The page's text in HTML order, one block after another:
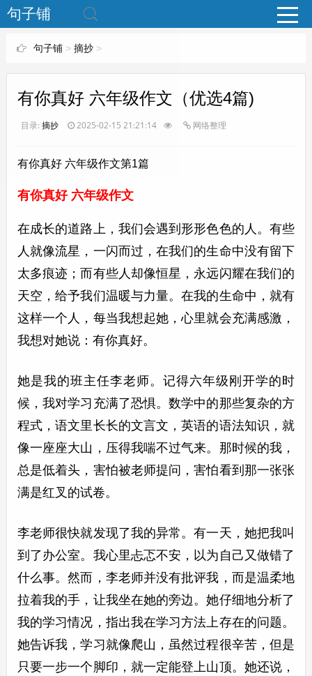
www.bjuzi.com
句子铺
句子铺> 摘抄>
有你真好 六年级作文（优选4篇)
目录: 摘抄 2025-02-15 21:21:14 网络整理
有你真好 六年级作文第1篇
有你真好 六年级作文
在成长的道路上，我们会遇到形形色色的人。有些
人就像流星，一闪而过，在我们的生命中没有留下
太多痕迹；而有些人却像恒星，永远闪耀在我们的
天空，给予我们温暖与力量。在我的生命中，就有
这样一个人，每当我想起她，心里就会充满感激，
我想对她说：有你真好。
她是我的班主任李老师。记得六年级刚开学的时
候，我对学习充满了恐惧。数学中的那些复杂的方
程式，语文里长长的文言文，英语的语法知识，就
像一座座大山，压得我喘不过气来。那时候的我，
总是低着头，害怕被老师提问，害怕看到那一张张
满是红叉的试卷。
李老师很快就发现了我的异常。有一天，她把我叫
到了办公室。我心里忐忑不安，以为自己又做错了
什么事。然而，李老师并没有批评我，而是温柔地
拉着我的手，让我坐在她的旁边。她仔细地分析了
我的学习情况，指出我在学习方法上存在的问题。
她告诉我，学习就像爬山，虽然过程很辛苦，但是
只要一步一个脚印，就一定能登上山顶。她还说，